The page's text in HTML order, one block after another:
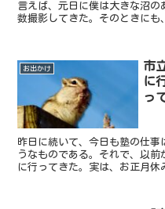
言えば、元日に僕は大きな沼
数撮影してきた。そのときにも
お出かけ
市
に
っ
昨日に続いて、今日も塾の仕
うなものである。それで、以前
に行ってきた。実は、お正月休